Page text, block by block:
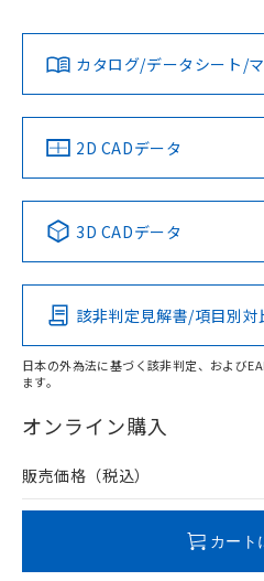
ダウンロードデータをご利用い
みください。
ソフトウェアの使用条件
対応済み
中国 RoHS 注意事項・凡例
Pb Hg
O
在庫等で未対応品が混在する可
問い合わせください。
カタログ/データシート/
2D CADデータ
3D CADデータ
該非判定見解書/項目別対
日本の外為法に基づく該非判定、および
ます。
オンライン購入
販売価格（税込）
カート